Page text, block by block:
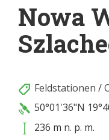
Nowa
Feldstationen /
50°01'36"N
236 m n. p. m.